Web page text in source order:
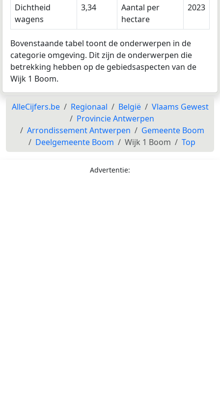
Dichtheid
wagens
3,34
Aantal per
hectare
2023
Bovenstaande tabel toont de onderwerpen in de
categorie omgeving. Dit zijn de onderwerpen die
betrekking hebben op de gebiedsaspecten van de
Wijk 1 Boom.
AlleCijfers.be Regionaal België
Vlaams Gewest
Provincie Antwerpen
Arrondissement Antwerpen
Gemeente Boom
Deelgemeente Boom
Wijk 1 Boom Top
Advertentie: